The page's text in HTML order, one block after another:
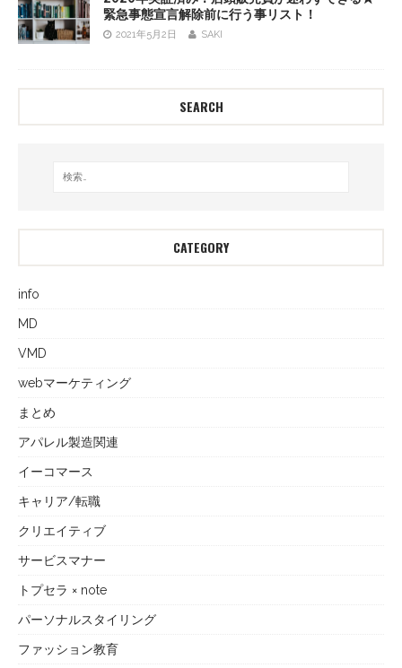
緊急事態宣言解除前に行う事リスト！
2021年5月2日 SAKI
SEARCH
CATEGORY
info
MD
VMD
webマーケティング
まとめ
アパレル製造関連
イーコマース
キャリア/転職
クリエイティブ
サービスマナー
トプセラ × note
パーソナルスタイリング
ファッション教育